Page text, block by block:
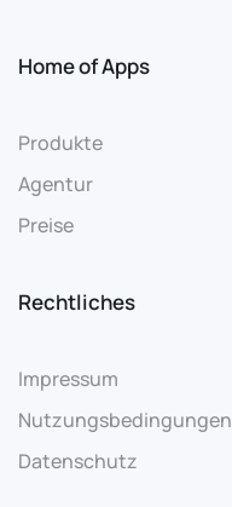
Home of Apps
Produkte
Agentur
Preise
Rechtliches
Impressum
Nutzungsbedingungen
Datenschutz